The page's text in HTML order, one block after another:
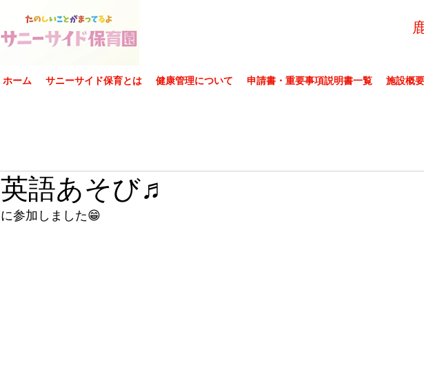
ホーム サニーサイド保育とは 健康管理について 申請書・重要事項説明書一覧 施設概要
英語あそび♬
に参加しました😁